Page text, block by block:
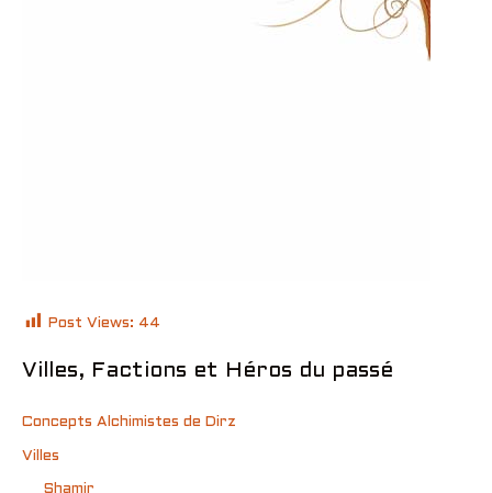
Post Views: 44
Villes, Factions et Héros du passé
Concepts Alchimistes de Dirz
Villes
Shamir